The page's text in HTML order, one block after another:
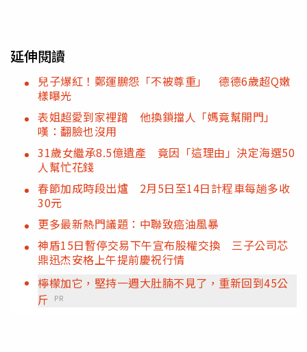
延伸閱讀
兒子爆紅！鄭運鵬怨「不被尊重」 德德6歲超Q嫩
樣曝光
表姐超愛到家裡蹭 他換鎖擋人「媽竟幫開門」
嘆：翻臉也沒用
31歲女繼承8.5億遺產 竟因「這理由」決定海選50
人幫忙花錢
春節加成時段出爐 2月5日至14日計程車每趟多收
30元
更多最新熱門議題：中聯致癌油風暴
神盾15日暫停交易下午宣布股權交換 三子公司芯
鼎迅杰安格上午提前慶祝行情
檸檬加它，堅持一週大肚腩不見了，重新回到45公
斤
PR